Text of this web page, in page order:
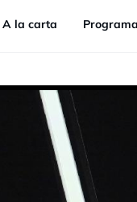
A la carta